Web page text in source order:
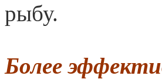
рыбу.
Более